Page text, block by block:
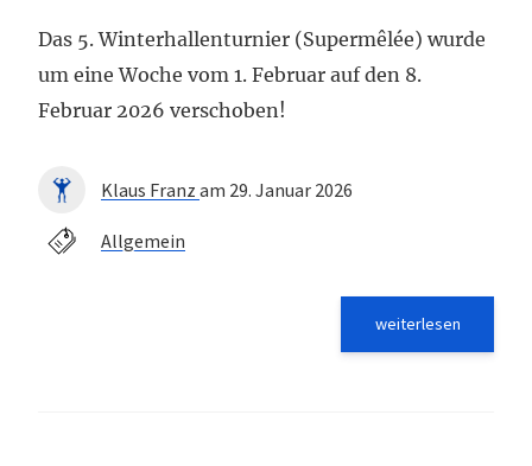
Das 5. Winterhallenturnier (Supermêlée) wurde
um eine Woche vom 1. Februar auf den 8.
Februar 2026 verschoben!
Klaus Franz am 29. Januar 2026
Allgemein
weiterlesen